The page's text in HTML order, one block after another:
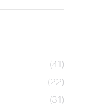
(41)
(22)
(31)